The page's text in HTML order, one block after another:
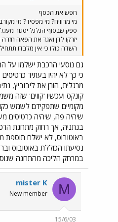
הולך להיהרס בגלל הרפורמה.
חפש את הכסף
מי מרוויח? מי מפסיד? מי
ספק שבסוף הגלגל יסגור
יזרקו לדן ואגד את הפאה
השדה כולו כי אין מלבדו
גם נוסעי הרכבת ישלמו על
כי כך לא יהיו בעתיד
מרגלית, הורן את ליבוביץ,
קונקס ועכשיו 'קווים' שזה
מקומיים שתפקידם לשמש
שיהיה פה, שיהיה כרטיסים
בנתניה, אך רחוק מתחנת
באוטובוס, לא ישלם תוספת
נסיעתו הכוללת באוטובוס
במרחק הליכה מהתחנה
M
mister K
New member
15/6/03